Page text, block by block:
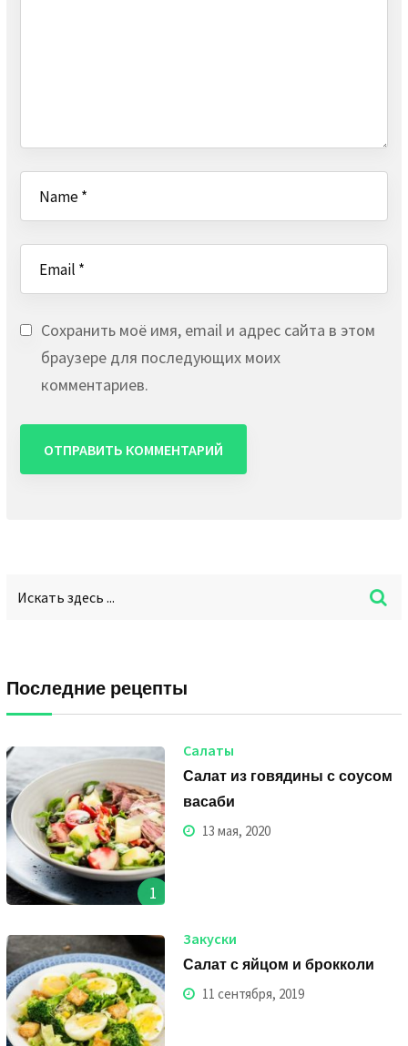
Сохранить моё имя, email и адрес сайта в этом
браузере для последующих моих
комментариев.
Последние рецепты
1
Салаты
Салат из говядины с соусом
васаби
13 мая, 2020
Закуски
Салат с яйцом и брокколи
11 сентября, 2019